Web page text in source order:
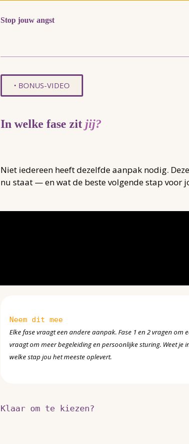
Stop jouw angst
• BONUS-VIDEO
In welke fase zit jij?
Niet iedereen heeft dezelfde aanpak nodig.
nu staat — en wat de beste volgende stap voor
Neem dit mee
Elke fase vraagt een andere aanpak. Fase 1 en 2 vragen om
vraagt om meer begeleiding en persoonlijke sturing. Weet je
welke stap jou het meeste oplevert.
Klaar om te kiezen?